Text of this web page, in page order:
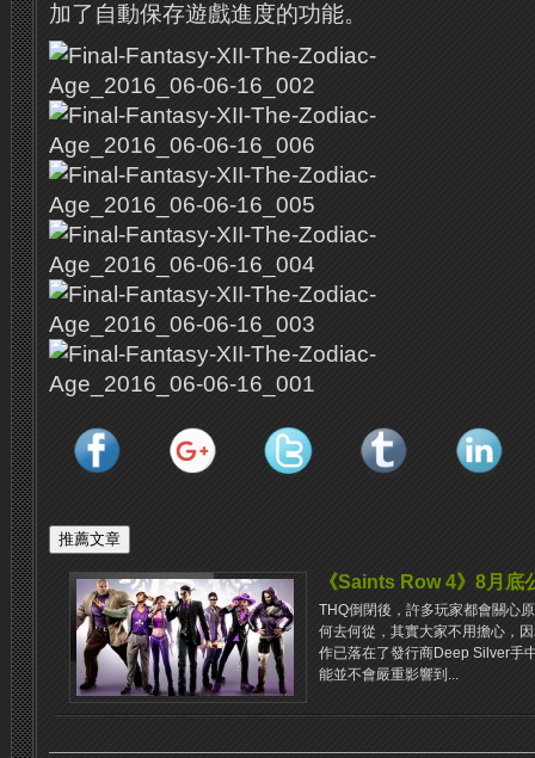
加了自動保存遊戲進度的功能。
《Saints Row 4》8月底
THQ倒閉後，許多玩家都會關心
何去何從，其實大家不用擔心，
作已落在了發行商Deep Silver手
能並不會嚴重影響到...